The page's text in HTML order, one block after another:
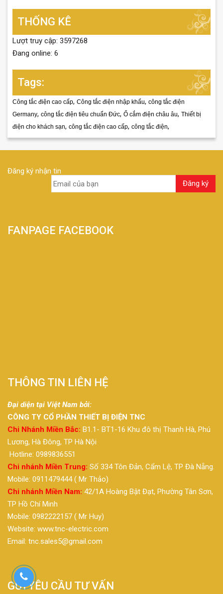
THỐNG KÊ
Lượt truy cập: 3597268
Đang online: 6
Tags:
Công tắc điện cao cấp, Công tắc điện nhập khẩu, công tắc điện
Germany, công tắc điện tiêu chuẩn Đức, Ổ cắm điện châu âu, Thiết bị
điện cho khách sạn, công tắc điện cao cấp, công tắc điện,
Đăng ký nhận tin
FANPAGE FACEBOOK
THÔNG TIN LIÊN HỆ
Đại diện tại Việt Nam bởi:
CÔNG TY CỔ PHẦN THIẾT BỊ ĐIỆN TNC
Chi Nhánh Miền Bắc: B1.1- BT1-16 Khu đô thị Thanh Hà, Phú
Lương, Hà Đông, TP Hà Nội
Hotline: 0989836551
Chi nhánh Miền Trung: Số 334 Tôn Đản, Cẩm Lệ, TP Đà Nẵng.
Mobile: 0911479444 ( Mr Thảo)
Chi nhánh Miền Nam: 42/1A Hoàng Bật Đạt, Phường Tân Sơn,
TP Hồ Chí Minh
Mobile: 0982222157 ( Mr Huy)
Website: www.tnc-electric.com
Email: tnc.sales5@gmail.com
GỬI YÊU CẦU TƯ VẤN